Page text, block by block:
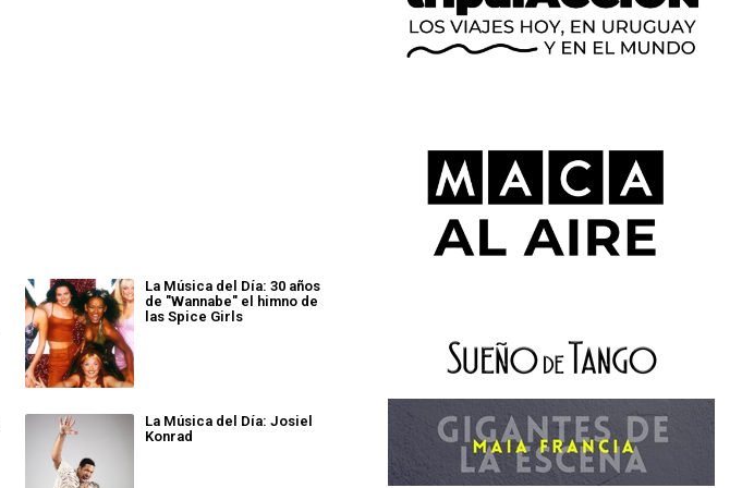
La Música del Día: 30 años
de "Wannabe" el himno de
las Spice Girls
La Música del Día: Josiel
Konrad